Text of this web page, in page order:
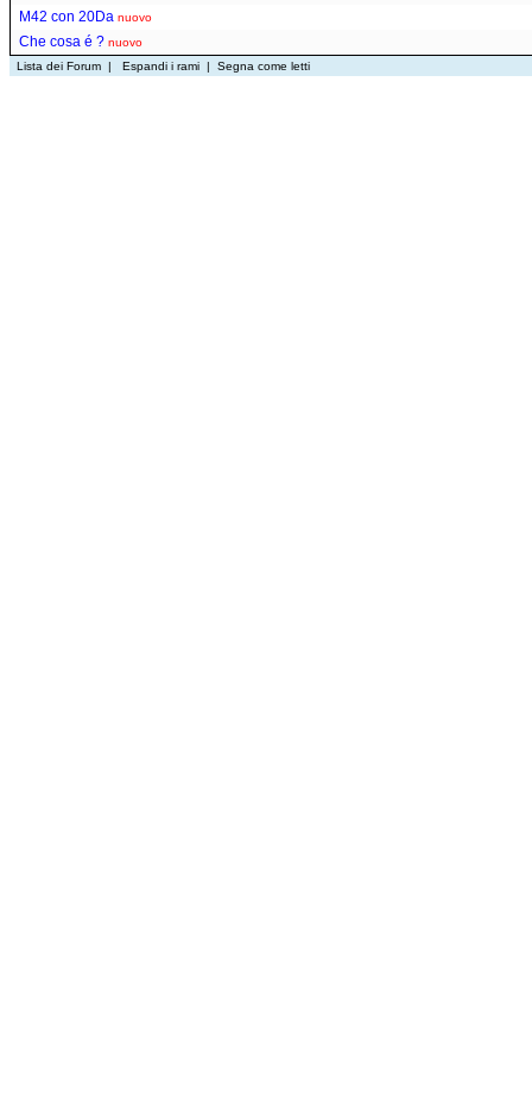
M42 con 20Da nuovo
Che cosa é ? nuovo
Lista dei Forum | Espandi i rami | Segna come letti